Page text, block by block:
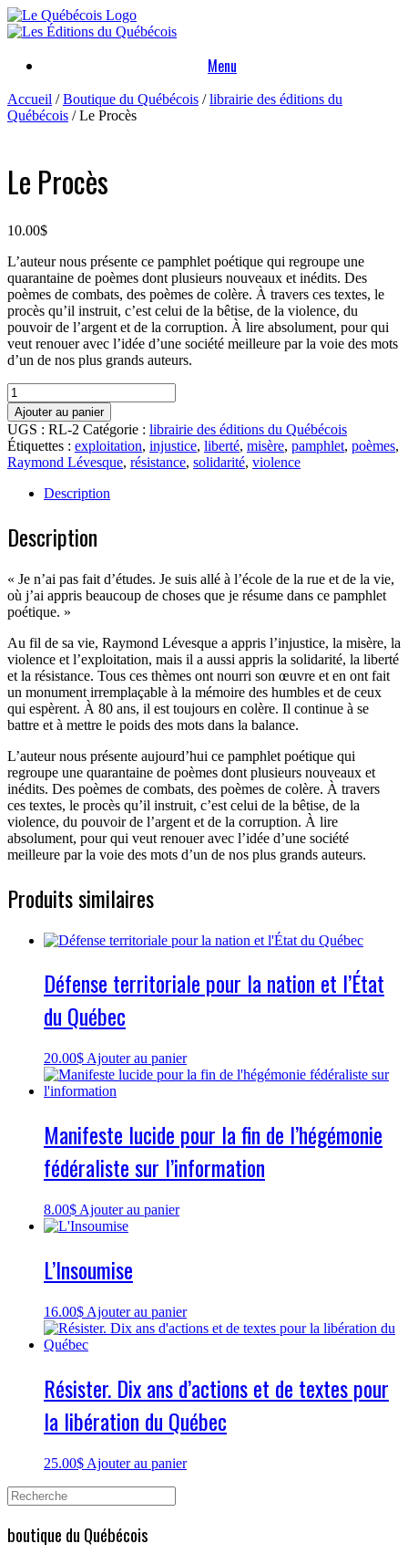
Skip
to
Menu
Accueil /Boutique du Québécois /librairie des éditions du
Québécois / Le Procès
Le Procès
10.00$
L’auteur nous présente ce pamphlet poétique qui regroupe une
quarantaine de poèmes dont plusieurs nouveaux et inédits. Des
poèmes de combats, des poèmes de colère. À travers ces textes, le
procès qu’il instruit, c’est celui de la bêtise, de la violence, du
pouvoir de l’argent et de la corruption. À lire absolument, pour qui
veut renouer avec l’idée d’une société meilleure par la voie des mots
d’un de nos plus grands auteurs.
quantité
de
Le
Procès
Ajouter au panier
UGS : RL-2 Catégorie : librairie des éditions du Québécois
Étiquettes : exploitation, injustice, liberté, misère, pamphlet, poèmes,
Raymond Lévesque, résistance, solidarité, violence
Description
Description
« Je n’ai pas fait d’études. Je suis allé à l’école de la rue et de la vie,
où j’ai appris beaucoup de choses que je résume dans ce pamphlet
poétique. »
Au fil de sa vie, Raymond Lévesque a appris l’injustice, la misère, la
violence et l’exploitation, mais il a aussi appris la solidarité, la liberté
et la résistance. Tous ces thèmes ont nourri son œuvre et en ont fait
un monument irremplaçable à la mémoire des humbles et de ceux
qui espèrent. À 80 ans, il est toujours en colère. Il continue à se
battre et à mettre le poids des mots dans la balance.
L’auteur nous présente aujourd’hui ce pamphlet poétique qui
regroupe une quarantaine de poèmes dont plusieurs nouveaux et
inédits. Des poèmes de combats, des poèmes de colère. À travers
ces textes, le procès qu’il instruit, c’est celui de la bêtise, de la
violence, du pouvoir de l’argent et de la corruption. À lire
absolument, pour qui veut renouer avec l’idée d’une société
meilleure par la voie des mots d’un de nos plus grands auteurs.
Produits similaires
Défense territoriale pour la nation et l’État
du Québec
20.00$ Ajouter au panier
Manifeste lucide pour la fin de l’hégémonie
fédéraliste sur l’information
8.00$ Ajouter au panier
L’Insoumise
16.00$ Ajouter au panier
Résister. Dix ans d’actions et de textes pour
la libération du Québec
25.00$ Ajouter au panier
Search
for:
boutique du Québécois